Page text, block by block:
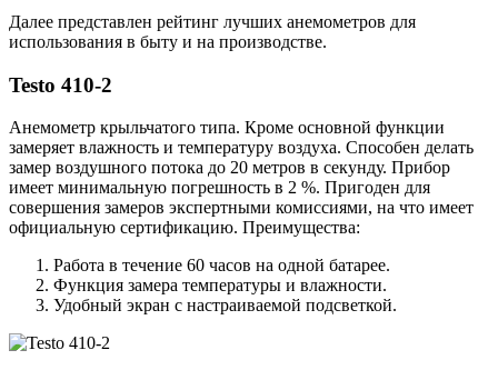
Далее представлен рейтинг лучших анемометров для
использования в быту и на производстве.
Testo 410-2
Анемометр крыльчатого типа. Кроме основной функции
замеряет влажность и температуру воздуха. Способен делать
замер воздушного потока до 20 метров в секунду. Прибор
имеет минимальную погрешность в 2 %. Пригоден для
совершения замеров экспертными комиссиями, на что имеет
официальную сертификацию. Преимущества:
Работа в течение 60 часов на одной батарее.
Функция замера температуры и влажности.
Удобный экран с настраиваемой подсветкой.